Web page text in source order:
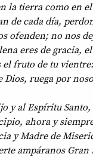
la tierra como en
de cada día,
ofenden; no nos
eres de gracia,
fruto de tu vientre:
Dios, ruega por
y al Espíritu Santo,
ahora y
y Madre de
ampáranos Gran